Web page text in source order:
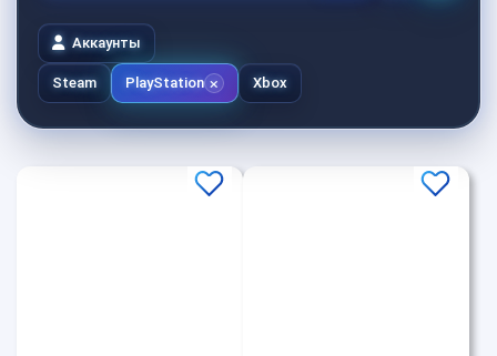
Аккаунты
Steam PlayStation Xbox